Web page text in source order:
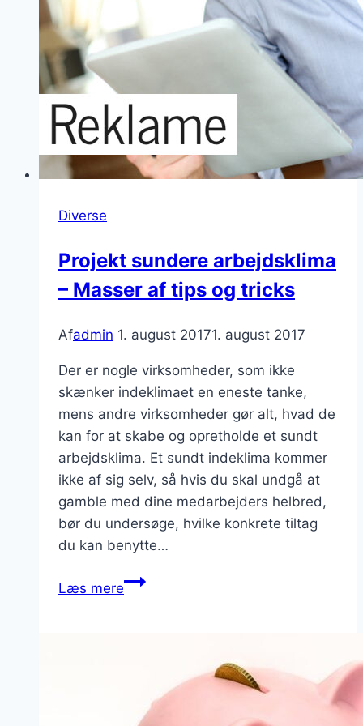
Diverse
Projekt sundere arbejdsklima
– Masser af tips og tricks
Afadmin 1. august 20171. august 2017
Der er nogle virksomheder, som ikke
skænker indeklimaet en eneste tanke,
mens andre virksomheder gør alt, hvad de
kan for at skabe og opretholde et sundt
arbejdsklima. Et sundt indeklima kommer
ikke af sig selv, så hvis du skal undgå at
gamble med dine medarbejders helbred,
bør du undersøge, hvilke konkrete tiltag
du kan benytte…
Læs mereProjekt
tips